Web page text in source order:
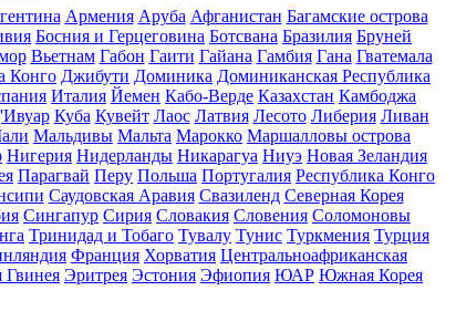
Армения Аруба Афганистан Багамские острова
Босния и Герцеговина Ботсвана Бразилия Бруней
Вьетнам Габон Гаити Гайана Гамбия Гана Гватемала
Конго Джибути Доминика Доминиканская Республика
Италия Йемен Кабо-Верде Казахстан Камбоджа
Куба Кувейт Лаос Латвия Лесото Либерия Ливан
Мальдивы Мальта Марокко Маршалловы острова
Нигерия Нидерланды Никарагуа Ниуэ Новая Зеландия
Парагвай Перу Польша Португалия Республика Конго
Саудовская Аравия Свазиленд Северная Корея
Сингапур Сирия Словакия Словения Соломоновы
Тринидад и Тобаго Тувалу Тунис Туркмения Турция
Франция Хорватия Центральноафриканская
Гвинея Эритрея Эстония Эфиопия ЮАР Южная Корея